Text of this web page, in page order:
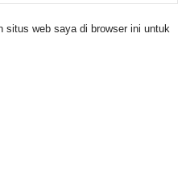
situs web saya di browser ini untuk